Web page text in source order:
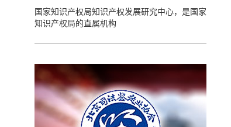
国家知识产权局知识产权发展研究中心，是国家
知识产权局的直属机构